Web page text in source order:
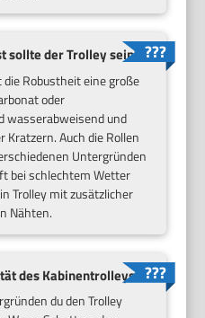
der Trolley sein?
Robustheit eine große
oder
wasserabweisend und
Auch die Rollen
Untergründen
bei schlechtem Wetter
Trolley mit zusätzlicher
Nähten.
des Kabinentrolleys?
du den Trolley